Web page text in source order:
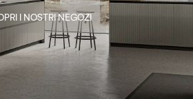
I NOSTRI NEGOZI